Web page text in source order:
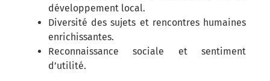
développement local.
Diversité des sujets et rencontres humaines
enrichissantes.
Reconnaissance sociale et sentiment
d’utilité.